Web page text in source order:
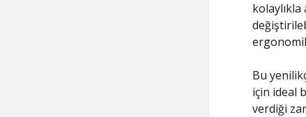
Bu
için ideal
verdiği